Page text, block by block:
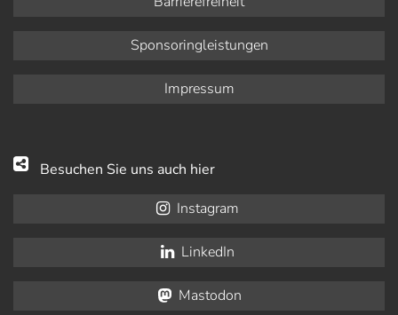
Sponsoringleistungen
Impressum
Besuchen Sie uns auch hier
Instagram
LinkedIn
Mastodon